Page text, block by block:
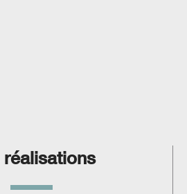
réalisations